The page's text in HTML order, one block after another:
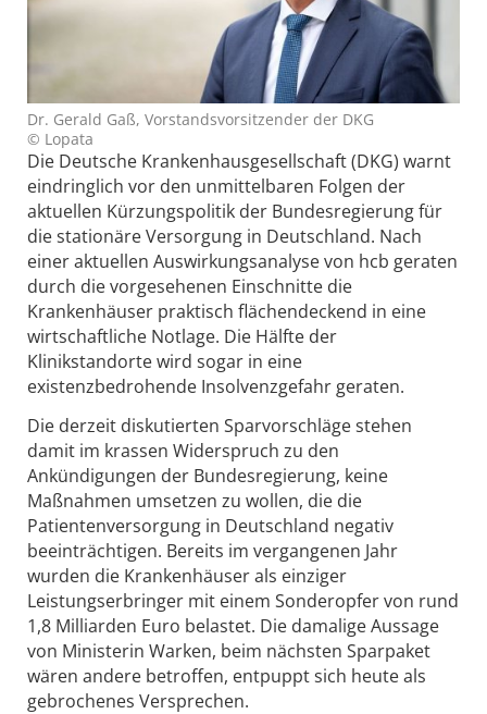
Dr. Gerald Gaß, Vorstandsvorsitzender der DKG
© Lopata
Die Deutsche Krankenhausgesellschaft (DKG) warnt
eindringlich vor den unmittelbaren Folgen der
aktuellen Kürzungspolitik der Bundesregierung für
die stationäre Versorgung in Deutschland. Nach
einer aktuellen Auswirkungsanalyse von hcb geraten
durch die vorgesehenen Einschnitte die
Krankenhäuser praktisch flächendeckend in eine
wirtschaftliche Notlage. Die Hälfte der
Klinikstandorte wird sogar in eine
existenzbedrohende Insolvenzgefahr geraten.
Die derzeit diskutierten Sparvorschläge stehen
damit im krassen Widerspruch zu den
Ankündigungen der Bundesregierung, keine
Maßnahmen umsetzen zu wollen, die die
Patientenversorgung in Deutschland negativ
beeinträchtigen. Bereits im vergangenen Jahr
wurden die Krankenhäuser als einziger
Leistungserbringer mit einem Sonderopfer von rund
1,8 Milliarden Euro belastet. Die damalige Aussage
von Ministerin Warken, beim nächsten Sparpaket
wären andere betroffen, entpuppt sich heute als
gebrochenes Versprechen.